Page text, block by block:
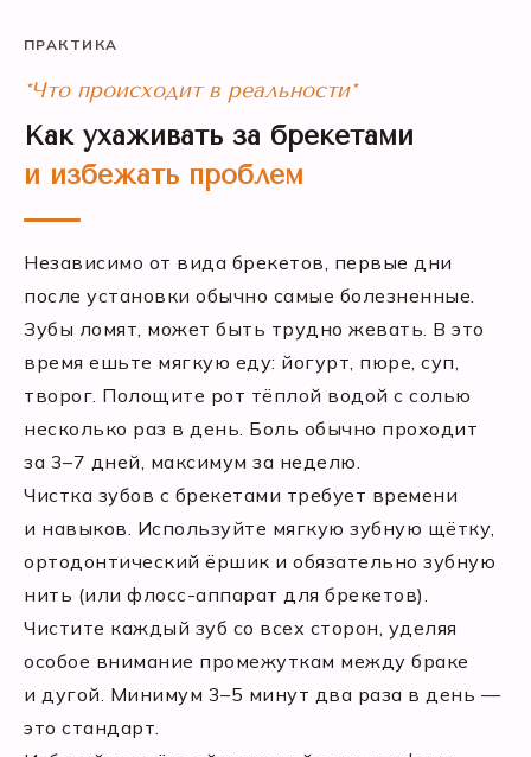
ПРАКТИКА
*Что происходит в реальности*
Как ухаживать за брекетами
и избежать проблем
Независимо от вида брекетов, первые дни
после установки обычно самые болезненные.
Зубы ломят, может быть трудно жевать. В это
время ешьте мягкую еду: йогурт, пюре, суп,
творог. Полощите рот тёплой водой с солью
несколько раз в день. Боль обычно проходит
за 3–7 дней, максимум за неделю.
Чистка зубов с брекетами требует времени
и навыков. Используйте мягкую зубную щётку,
ортодонтический ёршик и обязательно зубную
нить (или флосс-аппарат для брекетов).
Чистите каждый зуб со всех сторон, уделяя
особое внимание промежуткам между браке
и дугой. Минимум 3–5 минут два раза в день —
это стандарт.